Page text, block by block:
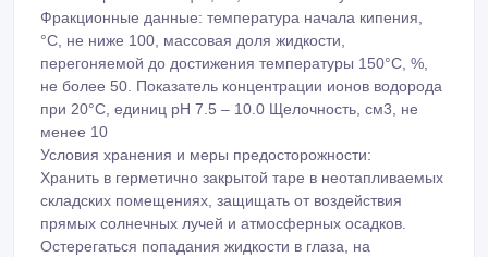
Фракционные данные: температура начала кипения,
°С, не ниже 100, массовая доля жидкости,
перегоняемой до достижения температуры 150°С, %,
не более 50. Показатель концентрации ионов водорода
при 20°С, единиц рН 7.5 – 10.0 Щелочность, см3, не
менее 10
Условия хранения и меры предосторожности:
Хранить в герметично закрытой таре в неотапливаемых
складских помещениях, защищать от воздействия
прямых солнечных лучей и атмосферных осадков.
Остерегаться попадания жидкости в глаза, на